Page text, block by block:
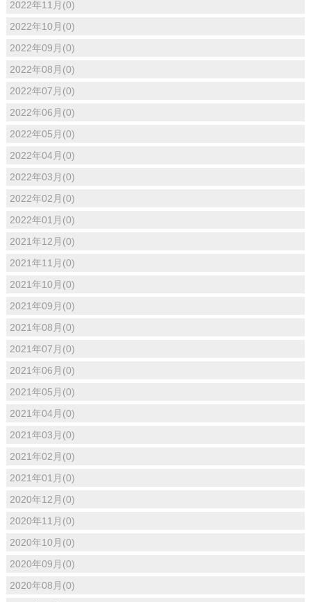
2022年11月(0)
2022年10月(0)
2022年09月(0)
2022年08月(0)
2022年07月(0)
2022年06月(0)
2022年05月(0)
2022年04月(0)
2022年03月(0)
2022年02月(0)
2022年01月(0)
2021年12月(0)
2021年11月(0)
2021年10月(0)
2021年09月(0)
2021年08月(0)
2021年07月(0)
2021年06月(0)
2021年05月(0)
2021年04月(0)
2021年03月(0)
2021年02月(0)
2021年01月(0)
2020年12月(0)
2020年11月(0)
2020年10月(0)
2020年09月(0)
2020年08月(0)